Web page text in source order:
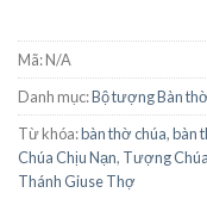
Mã:N/A
Danh mục:Bộ tượng Bàn
Từ khóa:bàn thờ chúa,bàn
Chúa Chịu Nạn, Tượng
Thánh Giuse Thợ